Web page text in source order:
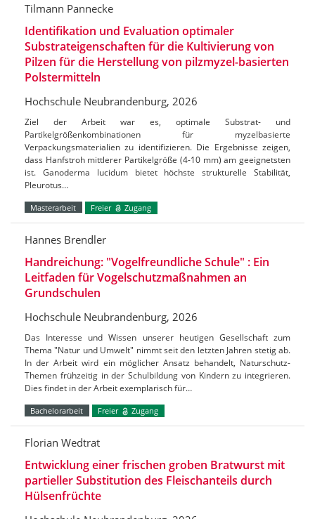
Tilmann Pannecke
Identifikation und Evaluation optimaler
Substrateigenschaften für die Kultivierung von
Pilzen für die Herstellung von pilzmyzel-basierten
Polstermitteln
Hochschule Neubrandenburg, 2026
Ziel der Arbeit war es, optimale Substrat- und
Partikelgrößenkombinationen für myzelbasierte
Verpackungsmaterialien zu identifizieren. Die Ergebnisse zeigen,
dass Hanfstroh mittlerer Partikelgröße (4-10 mm) am geeignetsten
ist. Ganoderma lucidum bietet höchste strukturelle Stabilität,
Pleurotus…
Masterarbeit Freier Zugang
Hannes Brendler
Handreichung: "Vogelfreundliche Schule" : Ein
Leitfaden für Vogelschutzmaßnahmen an
Grundschulen
Hochschule Neubrandenburg, 2026
Das Interesse und Wissen unserer heutigen Gesellschaft zum
Thema "Natur und Umwelt" nimmt seit den letzten Jahren stetig ab.
In der Arbeit wird ein möglicher Ansatz behandelt, Naturschutz-
Themen frühzeitig in der Schulbildung von Kindern zu integrieren.
Dies findet in der Arbeit exemplarisch für…
Bachelorarbeit Freier Zugang
Florian Wedtrat
Entwicklung einer frischen groben Bratwurst mit
partieller Substitution des Fleischanteils durch
Hülsenfrüchte